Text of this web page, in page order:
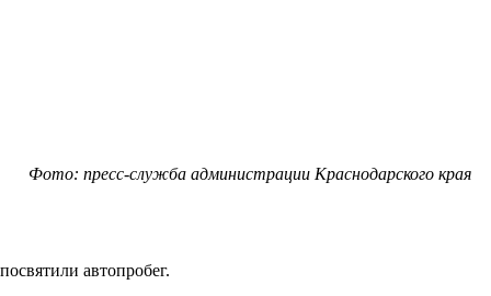
Фото: пресс-служба администрации Краснодарского края
автопробег.